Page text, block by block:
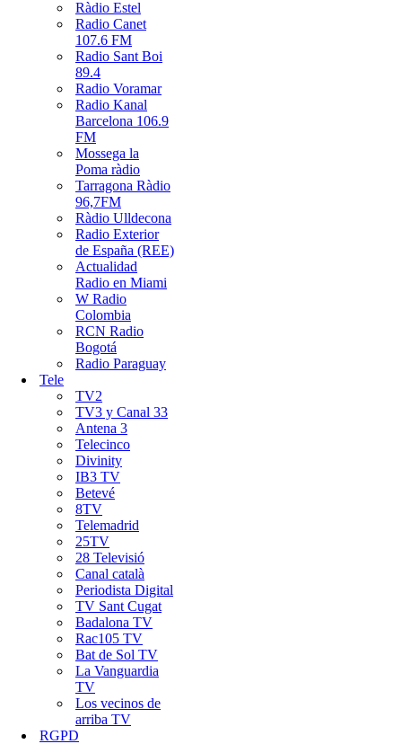
Ràdio Estel
Radio Canet
107.6 FM
Radio Sant Boi
89.4
Radio Voramar
Radio Kanal
Barcelona 106.9
FM
Mossega la
Poma ràdio
Tarragona Ràdio
96,7FM
Ràdio Ulldecona
Radio Exterior
de España (REE)
Actualidad
Radio en Miami
W Radio
Colombia
RCN Radio
Bogotá
Radio Paraguay
Tele
TV2
TV3 y Canal 33
Antena 3
Telecinco
Divinity
IB3 TV
Betevé
8TV
Telemadrid
25TV
28 Televisió
Canal català
Periodista Digital
TV Sant Cugat
Badalona TV
Rac105 TV
Bat de Sol TV
La Vanguardia
TV
Los vecinos de
arriba TV
RGPD